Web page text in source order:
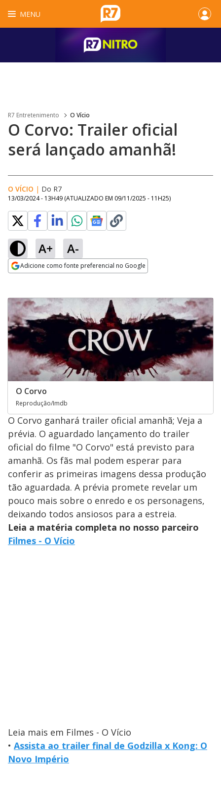
MENU
R7 Entretenimento O Vício
O Corvo: Trailer oficial
será lançado amanhã!
O VÍCIO | Do R7
13/03/2024 - 13H49 (ATUALIZADO EM 09/11/2025 - 11H25)
A+ A-
Adicione como fonte preferencial no Google
O Corvo
Reprodução/Imdb
O Corvo ganhará trailer oficial amanhã; Veja a
prévia. O aguardado lançamento do trailer
oficial do filme "O Corvo" está previsto para
amanhã. Os fãs mal podem esperar para
conferir as primeiras imagens dessa produção
tão aguardada. A prévia promete revelar um
pouco mais sobre o enredo e os personagens,
deixando todos ansiosos para a estreia.
Leia a matéria completa no nosso parceiro
Filmes - O Vício
Leia mais em Filmes - O Vício
• Assista ao trailer final de Godzilla x Kong: O
Novo Império